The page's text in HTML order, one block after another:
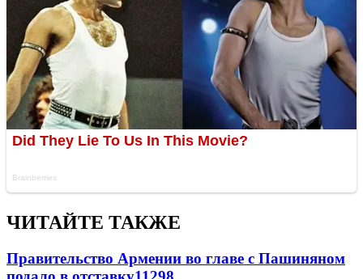
ЧИТАЙТЕ ТАКЖЕ
Правительство Армении во главе с Пашиняном